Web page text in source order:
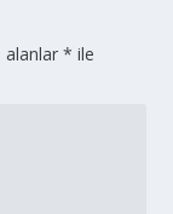
alanlar* ile